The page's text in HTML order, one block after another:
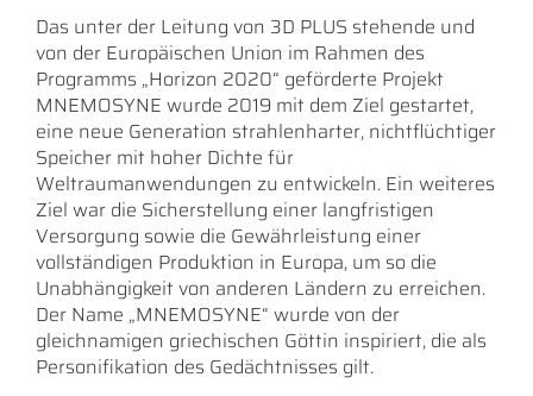
Das unter der Leitung von 3D PLUS stehende und
von der Europäischen Union im Rahmen des
Programms „Horizon 2020“ geförderte Projekt
MNEMOSYNE wurde 2019 mit dem Ziel gestartet,
eine neue Generation strahlenharter, nichtflüchtiger
Speicher mit hoher Dichte für
Weltraumanwendungen zu entwickeln. Ein weiteres
Ziel war die Sicherstellung einer langfristigen
Versorgung sowie die Gewährleistung einer
vollständigen Produktion in Europa, um so die
Unabhängigkeit von anderen Ländern zu erreichen.
Der Name „MNEMOSYNE“ wurde von der
gleichnamigen griechischen Göttin inspiriert, die als
Personifikation des Gedächtnisses gilt.